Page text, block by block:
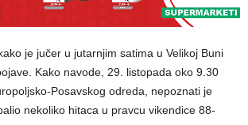
je jučer u jutarnjim satima u Velikoj Buni
Kako navode, 29. listopada oko 9.30
Posavskog odreda, nepoznati je
nekoliko hitaca u pravcu vikendice 88-